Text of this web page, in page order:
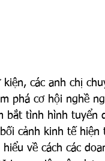
kiện, các anh chị
phá cơ hội nghề
bắt tình hình tuyển
cảnh kinh tế hiện
hiểu về cách các